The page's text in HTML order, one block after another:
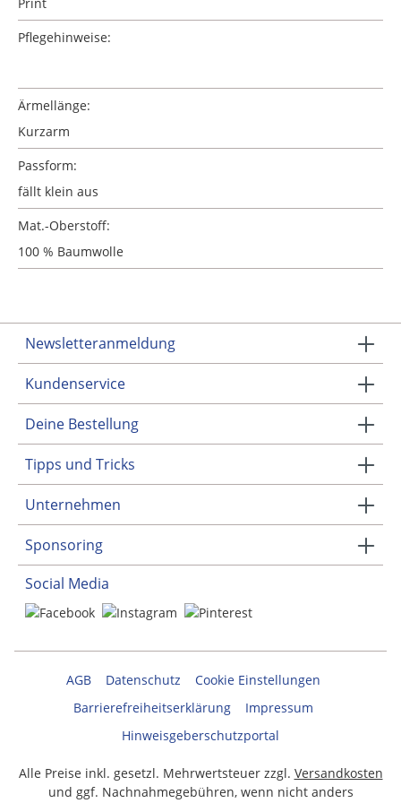
Pflegehinweise:
Ärmellänge:
Kurzarm
Passform:
fällt klein aus
Mat.-Oberstoff:
100 % Baumwolle
Newsletteranmeldung
Kundenservice
Deine Bestellung
Tipps und Tricks
Unternehmen
Sponsoring
Social Media
AGB Datenschutz
Cookie Einstellungen
Barrierefreiheitserklärung
Impressum
Hinweisgeberschutzportal
Alle Preise inkl. gesetzl. Mehrwertsteuer zzgl. Versandkosten
und ggf. Nachnahmegebühren, wenn nicht anders